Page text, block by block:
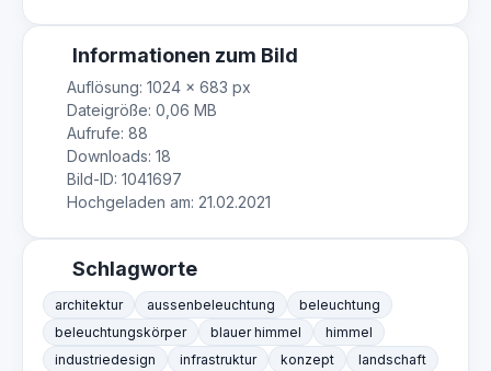
Informationen zum Bild
Auflösung: 1024 × 683 px
Dateigröße: 0,06 MB
Aufrufe: 88
Downloads: 18
Bild-ID: 1041697
Hochgeladen am: 21.02.2021
Schlagworte
architektur aussenbeleuchtung
beleuchtung
beleuchtungskörper
blauer himmel
himmel
industriedesign
infrastruktur konzept landschaft